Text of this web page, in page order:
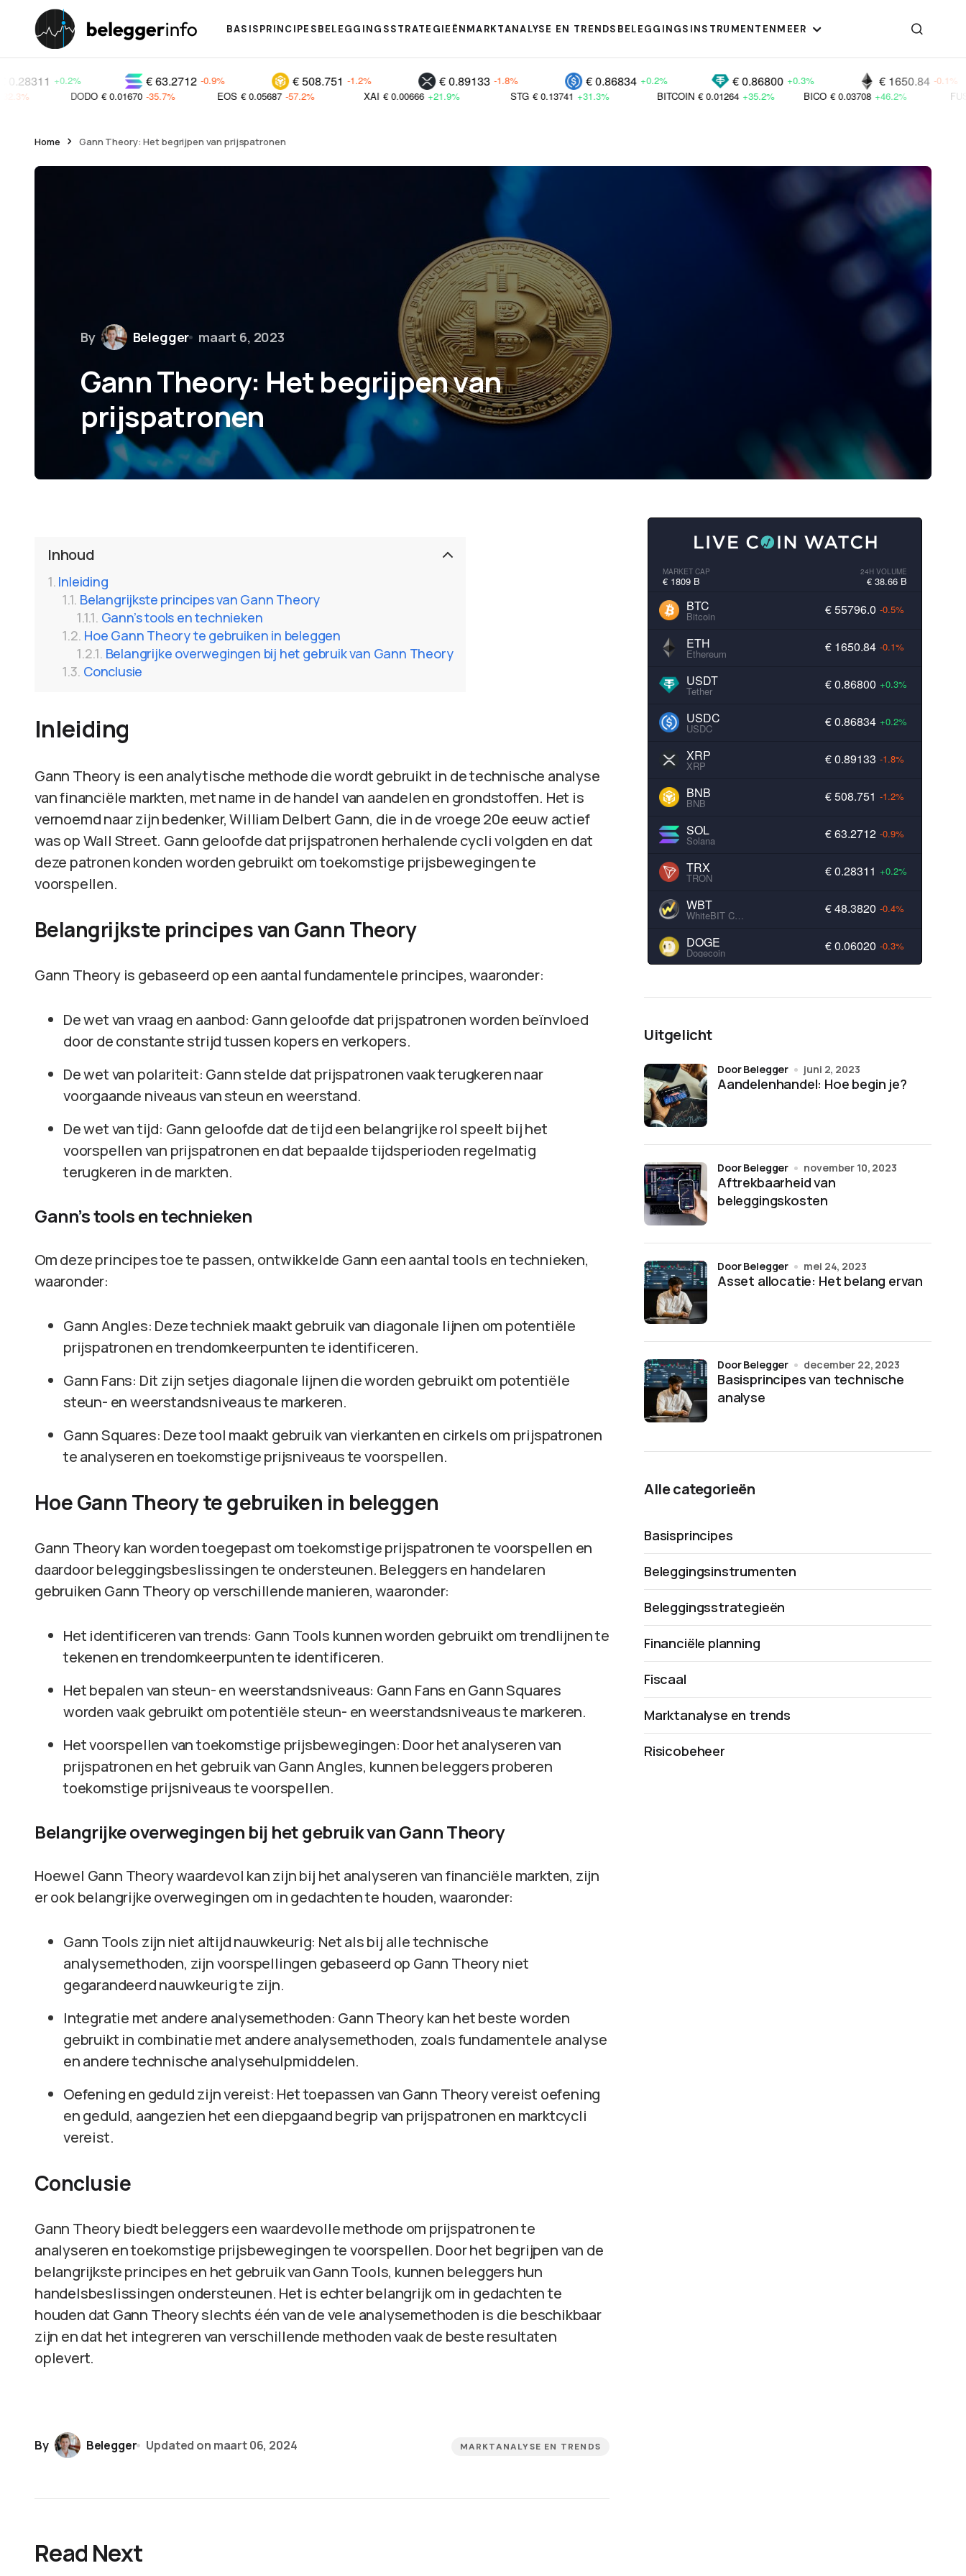
BASISPRINCIPESBELEGGINGSSTRATEGIEËNMARKTANALYSE EN TRENDS BELEGGINGSINSTRUMENTENMEER
€ 1650.84 -0.1%
€ 0.86800 +0.3%
€ 0.86834 +0.2%
€ 0.89133 -1.8%
€ 508.751 -1.2%
€ 63.2712 -0.9%
FUSE
BICO € 0.03708 +46.2%
BITCOIN € 0.01264 +35.2%
STG +31.3%
XAI € 0.00666 +21.9%
EOS € 0.05687 -57.2%
-35.7%
Home Gann Theory: Het begrijpen van prijspatronen
By Belegger maart 6, 2023
Gann Theory: Het begrijpen van
prijspatronen
Inhoud
Inleiding
Belangrijkste principes van Gann Theory
Gann’s tools en technieken
Hoe Gann Theory te gebruiken in beleggen
Belangrijke overwegingen bij het gebruik van Gann Theory
Conclusie
Inleiding
Gann Theory is een analytische methode die wordt gebruikt in de technische analyse
van financiële markten, met name in de handel van aandelen en grondstoffen. Het is
vernoemd naar zijn bedenker, William Delbert Gann, die in de vroege 20e eeuw actief
was op Wall Street. Gann geloofde dat prijspatronen herhalende cycli volgden en dat
deze patronen konden worden gebruikt om toekomstige prijsbewegingen te
voorspellen.
Belangrijkste principes van Gann Theory
Gann Theory is gebaseerd op een aantal fundamentele principes, waaronder:
De wet van vraag en aanbod: Gann geloofde dat prijspatronen worden beïnvloed
door de constante strijd tussen kopers en verkopers.
De wet van polariteit: Gann stelde dat prijspatronen vaak terugkeren naar
voorgaande niveaus van steun en weerstand.
De wet van tijd: Gann geloofde dat de tijd een belangrijke rol speelt bij het
voorspellen van prijspatronen en dat bepaalde tijdsperioden regelmatig
terugkeren in de markten.
Gann’s tools en technieken
Om deze principes toe te passen, ontwikkelde Gann een aantal tools en technieken,
waaronder:
Gann Angles: Deze techniek maakt gebruik van diagonale lijnen om potentiële
prijspatronen en trendomkeerpunten te identificeren.
Gann Fans: Dit zijn setjes diagonale lijnen die worden gebruikt om potentiële
steun- en weerstandsniveaus te markeren.
Gann Squares: Deze tool maakt gebruik van vierkanten en cirkels om prijspatronen
te analyseren en toekomstige prijsniveaus te voorspellen.
Hoe Gann Theory te gebruiken in beleggen
Gann Theory kan worden toegepast om toekomstige prijspatronen te voorspellen en
daardoor beleggingsbeslissingen te ondersteunen. Beleggers en handelaren
gebruiken Gann Theory op verschillende manieren, waaronder:
Het identificeren van trends: Gann Tools kunnen worden gebruikt om trendlijnen te
tekenen en trendomkeerpunten te identificeren.
Het bepalen van steun- en weerstandsniveaus: Gann Fans en Gann Squares
worden vaak gebruikt om potentiële steun- en weerstandsniveaus te markeren.
Het voorspellen van toekomstige prijsbewegingen: Door het analyseren van
prijspatronen en het gebruik van Gann Angles, kunnen beleggers proberen
toekomstige prijsniveaus te voorspellen.
Belangrijke overwegingen bij het gebruik van Gann Theory
Hoewel Gann Theory waardevol kan zijn bij het analyseren van financiële markten, zijn
er ook belangrijke overwegingen om in gedachten te houden, waaronder:
Gann Tools zijn niet altijd nauwkeurig: Net als bij alle technische
analysemethoden, zijn voorspellingen gebaseerd op Gann Theory niet
gegarandeerd nauwkeurig te zijn.
Integratie met andere analysemethoden: Gann Theory kan het beste worden
gebruikt in combinatie met andere analysemethoden, zoals fundamentele analyse
en andere technische analysehulpmiddelen.
Oefening en geduld zijn vereist: Het toepassen van Gann Theory vereist oefening
en geduld, aangezien het een diepgaand begrip van prijspatronen en marktcycli
vereist.
Conclusie
Gann Theory biedt beleggers een waardevolle methode om prijspatronen te
analyseren en toekomstige prijsbewegingen te voorspellen. Door het begrijpen van de
belangrijkste principes en het gebruik van Gann Tools, kunnen beleggers hun
handelsbeslissingen ondersteunen. Het is echter belangrijk om in gedachten te
houden dat Gann Theory slechts één van de vele analysemethoden is die beschikbaar
zijn en dat het integreren van verschillende methoden vaak de beste resultaten
oplevert.
By Belegger Updated on maart 06, 2024 MARKTANALYSE EN TRENDS
Read Next
MARKET CAP
€ 1809 B
24H VOLUME
€ 38.66 B
BTC
Bitcoin € 55796.0 -0.5%
ETH
Ethereum € 1650.84 -0.1%
USDT
Tether € 0.86800 +0.3%
USDC
USDC € 0.86834 +0.2%
XRP
XRP € 0.89133 -1.8%
BNB
BNB € 508.751 -1.2%
SOL
Solana € 63.2712 -0.9%
TRX
TRON € 0.28311 +0.2%
WBT
WhiteBIT Coin € 48.3820 -0.4%
DOGE
Dogecoin € 0.06020 -0.3%
Uitgelicht
Aandelenhandel: Hoe begin je?
door Belegger juni 2, 2023
Aftrekbaarheid van
beleggingskosten
door Belegger november 10, 2023
Asset allocatie: Het belang ervan
door Belegger mei 24, 2023
Basisprincipes van technische
analyse
door Belegger december 22, 2023
Alle categorieën
Basisprincipes
Beleggingsinstrumenten
Beleggingsstrategieën
Financiële planning
Fiscaal
Marktanalyse en trends
Risicobeheer